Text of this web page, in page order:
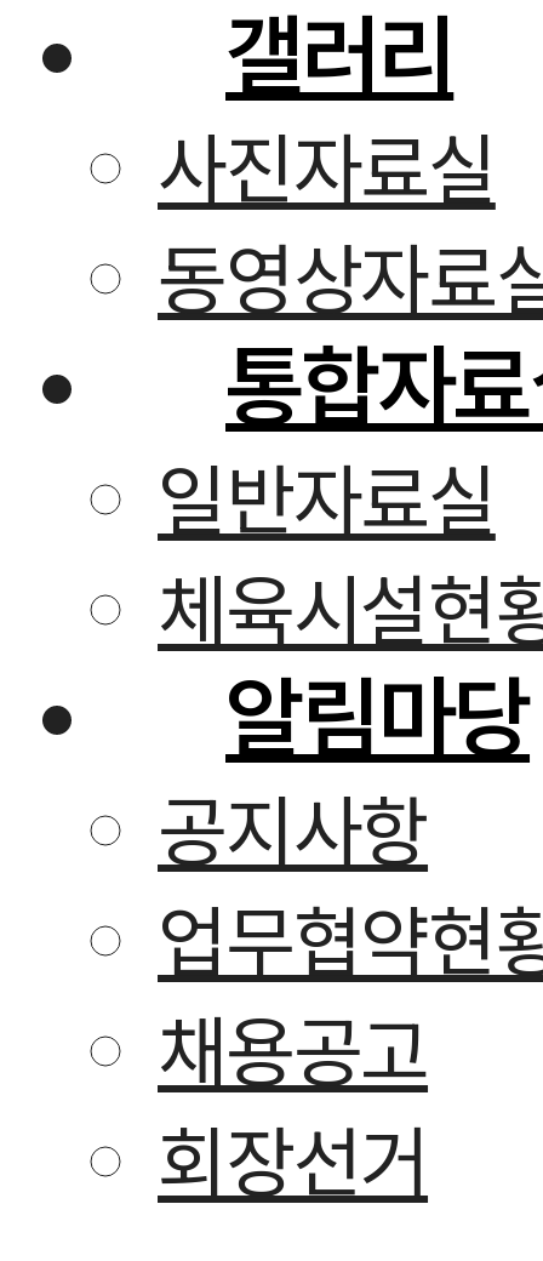
갤러리
사진자료실
동영상자료
통합자
일반자료실
체육시설현
알림마당
공지사항
업무협약현
채용공고
회장선거